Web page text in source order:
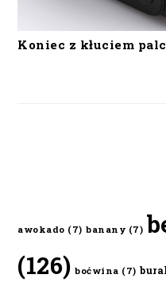
Koniec z kłuciem
awokado (7) banany (7)
(126) boćwina (7)